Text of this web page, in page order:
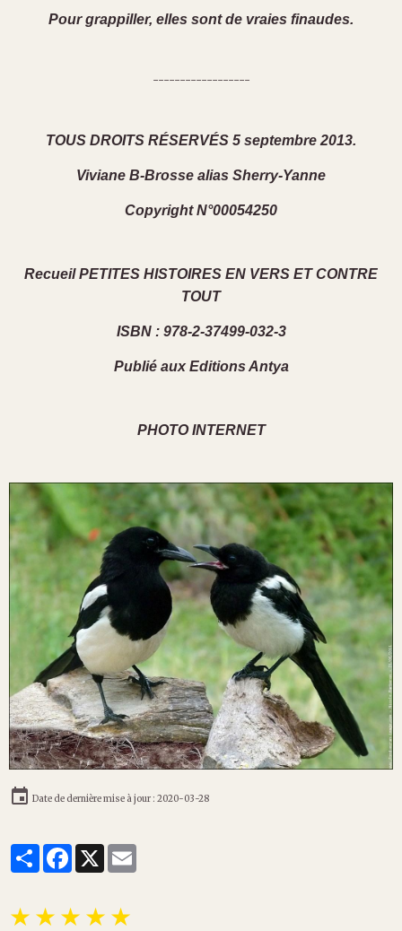
Pour grappiller, elles sont de vraies finaudes.
------------------
TOUS DROITS RÉSERVÉS 5 septembre 2013.
Viviane B-Brosse alias Sherry-Yanne
Copyright N°00054250
Recueil PETITES HISTOIRES EN VERS ET CONTRE
TOUT
ISBN : 978-2-37499-032-3
Publié aux Editions Antya
PHOTO INTERNET
Date de dernière mise à jour : 2020-03-28
PartagerFacebook
X
★★★★★